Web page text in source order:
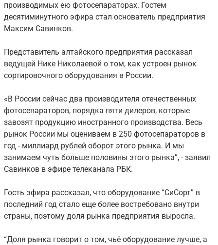
производимых ею фотосепараторах. Гостем
десятиминутного эфира стал основатель предприятия
Максим Савинков.
Представитель алтайского предприятия рассказал
ведущей Нике Николаевой о том, как устроен рынок
сортировочного оборудования в России.
«В России сейчас два производителя отечественных
фотосепараторов, порядка пяти дилеров, которые
завозят продукцию иностранного производства. Весь
рынок России мы оцениваем в 250 фотосепараторов в
год - миллиард рублей оборот этого рынка. И мы
занимаем чуть больше половины этого рынка”, - заявил
Савинков в эфире телеканала РБК.
Гость эфира рассказал, что оборудование “СиСорт” в
последний год стало еще более востребовано внутри
страны, поэтому доля рынка предприятия выросла.
“Доля рынка говорит о том, чьё оборудование лучше, а